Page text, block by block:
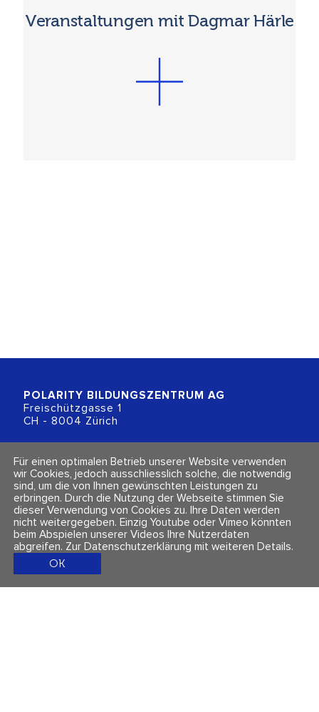
Veranstaltungen mit Dagmar Härle
POLARITY BILDUNGSZENTRUM AG
Freischützgasse 1
CH - 8004 Zürich
+41 (0)44 218 80 80
info@polarity.ch
Kontakt & Info
Newsletter
Impressum & Datenschutz
AGBs
Folge uns
Für einen optimalen Betrieb unserer Website verwenden
wir Cookies, jedoch ausschliesslich solche, die notwendig
sind, um die von Ihnen gewünschten Leistungen zu
erbringen. Durch die Nutzung der Webseite stimmen Sie
dieser Verwendung von Cookies zu. Ihre Daten werden
nicht weitergegeben. Einzig Youtube oder Vimeo könnten
beim Abspielen unserer Videos Ihre Nutzerdaten
abgreifen. Zur Datenschutzerklärung mit weiteren Details.
OK